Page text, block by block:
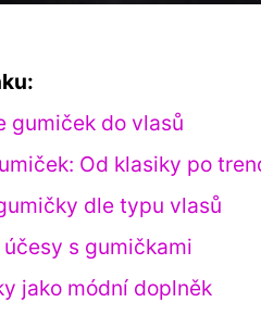
gumiček do vlasů
Od klasiky po
dle typu vlasů
s gumičkami
jako módní doplněk